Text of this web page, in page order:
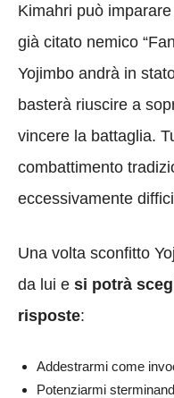
Kimahri può
già citato nemico
Yojimbo andrà in
basterà riuscire a
vincere la battaglia.
combattimento
eccessivamente
Una volta sconfitto
da lui e si potrà
risposte:
Addestrarmi come
Potenziarmi